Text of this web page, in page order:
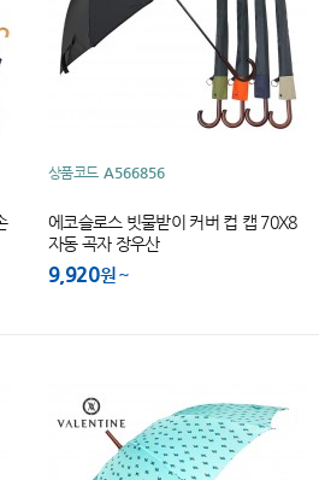
상품코드 A566856
에코슬로스 빗물받이 커버 컵 캡 70X8
자동 곡자 장우산
9,920원